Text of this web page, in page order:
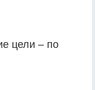
цели – по